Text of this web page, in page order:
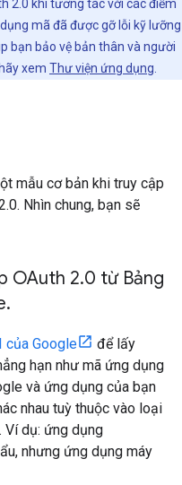
2.0 khi tương tác với các điểm
mã đã được gỡ lỗi kỹ lưỡng
bạn bảo vệ bản thân và người
xem Thư viện ứng dụng
mẫu cơ bản khi truy cập
Nhìn chung, bạn sẽ
OAuth 2.0 từ Bảng
.
của Google
để lấy
hạn như mã ứng dụng
và ứng dụng của bạn
nhau tuỳ thuộc vào loại
Ví dụ: ứng dụng
nhưng ứng dụng máy